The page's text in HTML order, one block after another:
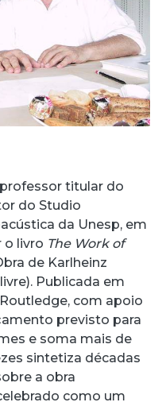
titular do
do Studio
da Unesp, em
o livro The Work of
de Karlheinz
Publicada em
com apoio
previsto para
e soma mais de
sintetiza décadas
a obra
como um